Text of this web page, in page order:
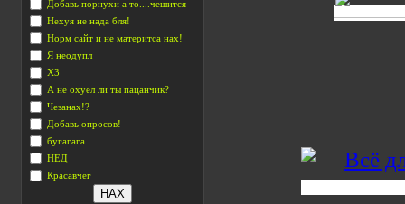
Добавь порнухи а то....чешится
Нехуя не нада бля!
Норм сайт и не материтса нах!
Я неодупл
Х3
А не охуел ли ты пацанчик?
Чезанах!?
Добавь опросов!
бугагага
НЕД
Красавчег